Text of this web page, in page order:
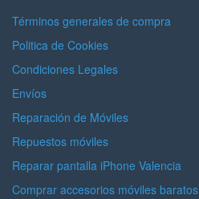
Términos generales de compra
Politica de Cookies
Condiciones Legales
Envíos
Reparación de Móviles
Repuestos móviles
Reparar pantalla iPhone Valencia
Comprar accesorios móviles baratos